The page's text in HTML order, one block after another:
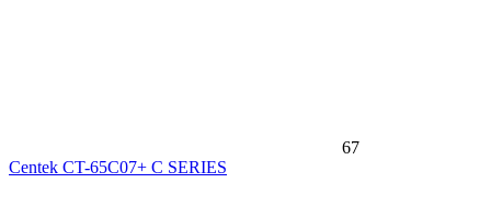
67
Centek CT-65C07+ C SERIES